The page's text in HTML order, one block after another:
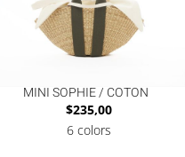
MINI SOPHIE / COTON
$235,00
6 colors